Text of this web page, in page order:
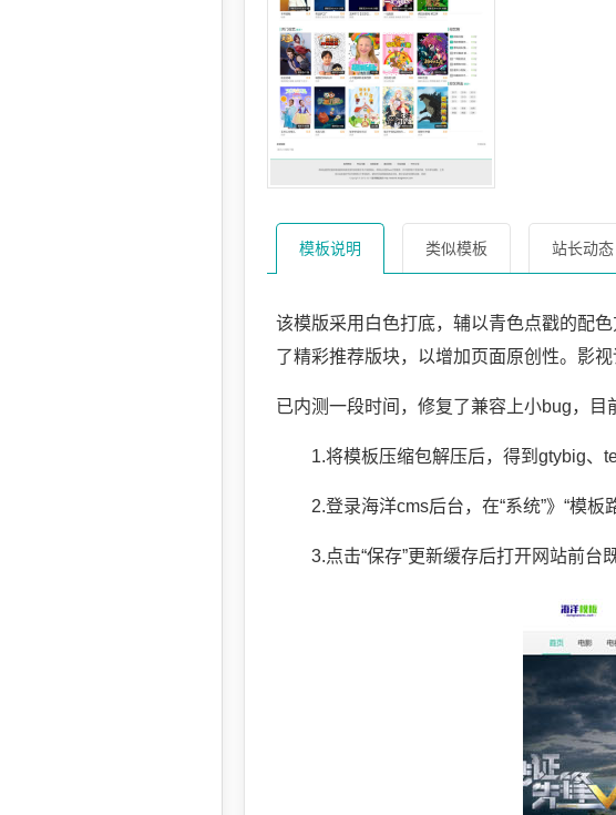
模板说明 类似模板 站长动态
该模版采用白色打底，辅以青色点戳的配
了精彩推荐版块，以增加页面原创性。影
已内测一段时间，修复了兼容上小bug，目
1.将模板压缩包解压后，得到gtybig、
2.登录海洋cms后台，在“系统”》“模板
3.点击“保存”更新缓存后打开网站前台